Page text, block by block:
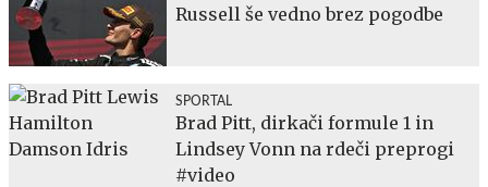
Russell še vedno brez pogodbe
SPORTAL
Brad Pitt, dirkači formule 1 in
Lindsey Vonn na rdeči preprogi
#video